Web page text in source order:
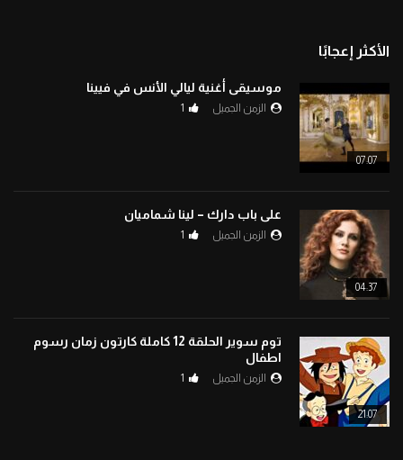
الأكثر إعجابًا
07:07
موسيقى أغنية ليالي الأنس في فيينا
الزمن الجميل 1
04:37
على باب دارك – لينا شماميان
الزمن الجميل 1
21:07
توم سوير الحلقة 12 كاملة كارتون زمان رسوم
اطفال
الزمن الجميل 1